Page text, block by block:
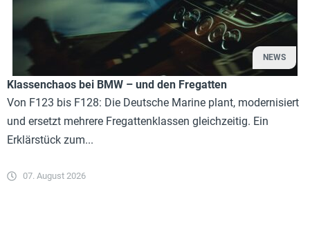
NEWS
Klassenchaos bei BMW – und den Fregatten
Von F123 bis F128: Die Deutsche Marine plant, modernisiert
und ersetzt mehrere Fregattenklassen gleichzeitig. Ein
Erklärstück zum...
07. August 2026